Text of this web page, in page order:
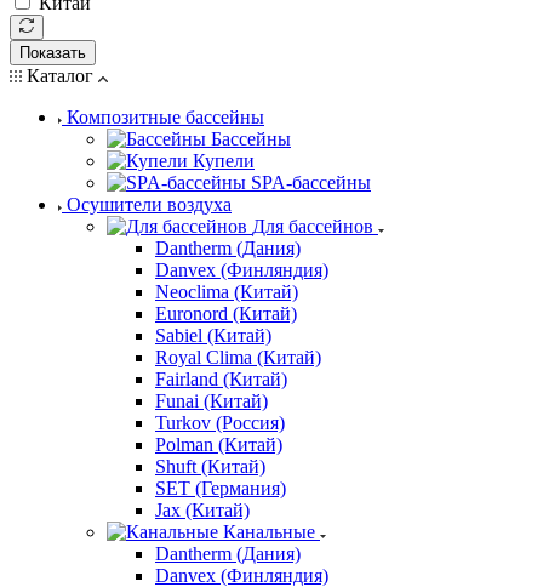
Показать
Каталог
Композитные бассейны
Бассейны
Купели
SPA-бассейны
Осушители воздуха
Для бассейнов
Dantherm (Дания)
Danvex (Финляндия)
Neoclima (Китай)
Euronord (Китай)
Sabiel (Китай)
Royal Clima (Китай)
Fairland (Китай)
Funai (Китай)
Turkov (Россия)
Polman (Китай)
Shuft (Китай)
SET (Германия)
Jax (Китай)
Канальные
Dantherm (Дания)
Danvex (Финляндия)